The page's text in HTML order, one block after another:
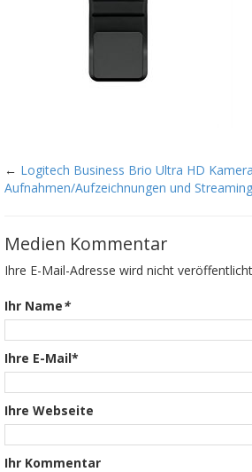
← Logitech Business Brio Ultra HD
Aufnahmen/Aufzeichnungen und
Medien Kommentar
Ihre E-Mail-Adresse wird nicht veröffentlicht
Ihr Name*
Ihre E-Mail*
Ihre Webseite
Ihr Kommentar